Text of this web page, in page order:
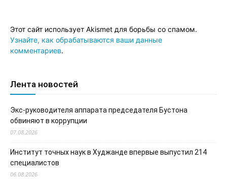
Этот сайт использует Akismet для борьбы со спамом.
Узнайте, как обрабатываются ваши данные
комментариев.
Лента новостей
Экс-руководителя аппарата председателя Бустона
обвиняют в коррупции
07.08.2026
Институт точных наук в Худжанде впервые выпустил 214
специалистов
06.08.2026